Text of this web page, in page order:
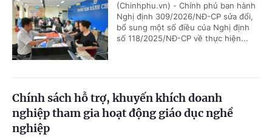
(Chinhphu.vn) - Chính phủ ban hành
Nghị định 309/2026/NĐ-CP sửa đổi,
bổ sung một số điều của Nghị định
số 118/2025/NĐ-CP về thực hiện...
Chính sách hỗ trợ, khuyến khích doanh
nghiệp tham gia hoạt động giáo dục nghề
nghiệp